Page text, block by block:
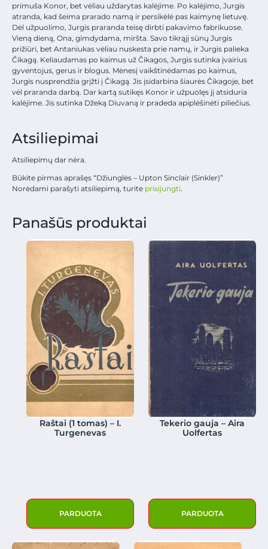
primuša Konor, bet vėliau uždarytas kalėjime. Po kalėjimo, Jurgis
atranda, kad šeima prarado namą ir persikėlė pas kaimynę lietuvę.
Dėl užpuolimo, Jurgis praranda teisę dirbti pakavimo fabrikuose.
Vieną dieną, Ona, gimdydama, miršta. Savo tikrąjį sūnų Jurgis
prižiūri, bet Antaniukas vėliau nuskesta prie namų, ir Jurgis palieka
Čikagą. Keliaudamas po kaimus už Čikagos, Jurgis sutinka įvairius
gyventojus, gerus ir blogus. Mėnesį vaikštinėdamas po kaimus,
Jurgis nusprendžia grįžti į Čikagą. Jis įsidarbina šiaurės Čikagoje, bet
vėl praranda darbą. Dar kartą sutikęs Konor ir užpuolęs jį atsiduria
kalėjime. Jis sutinka Džeką Diuvaną ir pradeda apiplėšinėti piliečius.
Atsiliepimai
Atsiliepimų dar nėra.
Būkite pirmas aprašęs “Džiunglės – Upton Sinclair (Sinkler)”
Norėdami parašyti atsiliepimą, turite prisijungti.
Panašūs produktai
Raštai (1 tomas) – I.
Turgenevas
PARDUOTA
Tekerio gauja – Aira
Uolfertas
PARDUOTA